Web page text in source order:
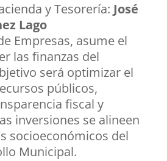
y Tesorería: José
Lago
Empresas, asume el
las finanzas del
será optimizar el
públicos,
fiscal y
inversiones se alineen
socioeconómicos del
Municipal.